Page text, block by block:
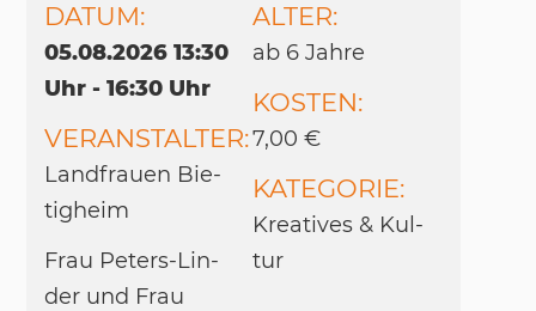
DATUM:
05.08.2026 13:30
Uhr - 16:30 Uhr
VERANSTALTER:
Land­frau­en Bie­
tig­heim
Frau Pe­ters-Lin­
der und Frau
ALTER:
ab 6 Jah­re
KOSTEN:
7,00 €
KATEGORIE:
Krea­ti­ves & Kul­
tur